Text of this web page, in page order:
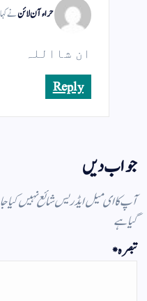
حراء آن لائننے
ان شااللہ
Reply
جواب دیں
آپ کا ای میل ایڈریس شائع نہیں کیا
گیا ہے
تبصرہ*